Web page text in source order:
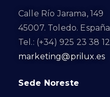
Calle Río Jarama, 149
45007. Toledo. España
Tel.: (+34) 925 23 38 12
marketing@prilux.es
Sede Noreste